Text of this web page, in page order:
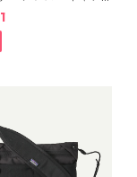
ール・デイリー・
'73 スカイライン）
Yellow - L
Yellow X-Dy